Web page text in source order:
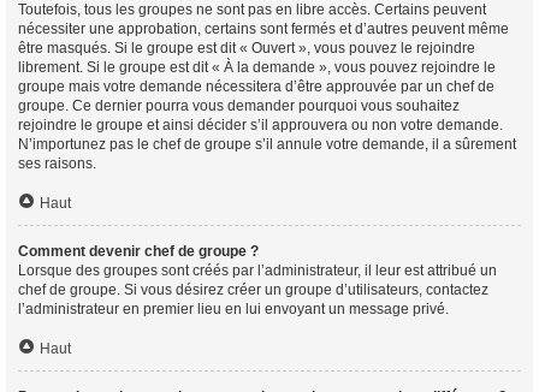
Toutefois, tous les groupes ne sont pas en libre accès. Certains peuvent
nécessiter une approbation, certains sont fermés et d’autres peuvent même
être masqués. Si le groupe est dit « Ouvert », vous pouvez le rejoindre
librement. Si le groupe est dit « À la demande », vous pouvez rejoindre le
groupe mais votre demande nécessitera d’être approuvée par un chef de
groupe. Ce dernier pourra vous demander pourquoi vous souhaitez
rejoindre le groupe et ainsi décider s’il approuvera ou non votre demande.
N’importunez pas le chef de groupe s’il annule votre demande, il a sûrement
ses raisons.
Haut
Comment devenir chef de groupe ?
Lorsque des groupes sont créés par l’administrateur, il leur est attribué un
chef de groupe. Si vous désirez créer un groupe d’utilisateurs, contactez
l’administrateur en premier lieu en lui envoyant un message privé.
Haut